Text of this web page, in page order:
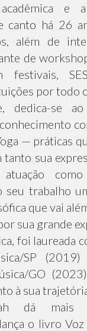
e
canto há 26
além de
de
festivais,
por todo
dedica-se
— práticas
tanto sua
como
seu trabalho
que vai
sua grande
foi laureada
SP
GO
à sua
dá mais
o livro